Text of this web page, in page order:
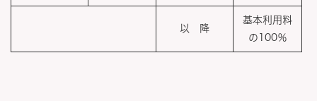
以 降
基本利用料
の100％